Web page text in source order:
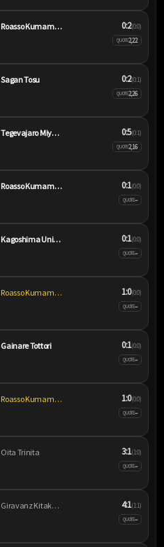
Roasso Kumamoto 0:2(0:0)
QUOTE2,22
Sagan Tosu 0:2(0:1)
QUOTE2,26
Tegevajaro Miyazaki 0:5(0:1)
QUOTE2,16
Roasso Kumamoto 0:1(0:0)
QUOTE–
Kagoshima United 0:1(0:0)
QUOTE–
Roasso Kumamoto 1:0(0:0)
QUOTE–
Gainare Tottori 0:1(0:0)
QUOTE–
Roasso Kumamoto 1:0(0:0)
QUOTE–
Oita Trinita 3:1(1:0)
QUOTE–
Giravanz Kitakyushu 4:1(1:1)
QUOTE–